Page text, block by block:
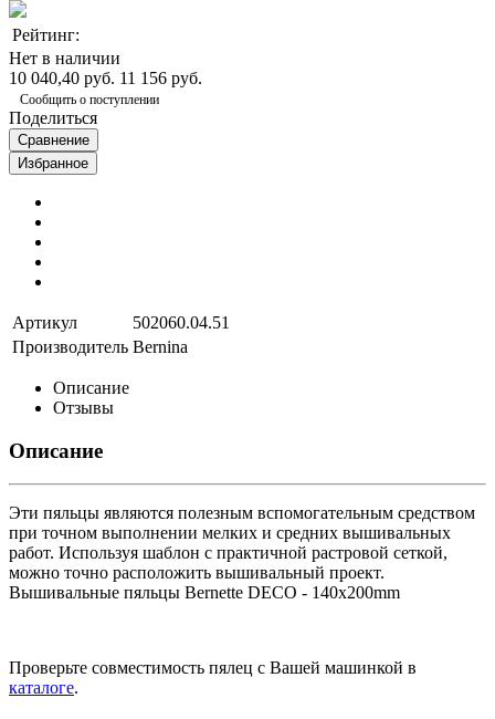
Рейтинг:
Нет в наличии
10 040,40 руб. 11 156 руб.
Сообщить о поступлении
Поделиться
Сравнение
Избранное
Артикул
502060.04.51
Производитель Bernina
Описание
Отзывы
Описание
Эти пяльцы являются полезным вспомогательным средством
при точном выполнении мелких и средних вышивальных
работ. Используя шаблон с практичной растровой сеткой,
можно точно расположить вышивальный проект.
Вышивальные пяльцы Bernette DECO - 140x200mm
Проверьте совместимость пялец с Вашей машинкой в
каталоге.